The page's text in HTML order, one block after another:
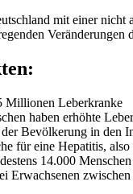
mit einer
Millionen Leberkranke
haben erhöhte
Bevölkerung in den
für eine Hepatitis,
14.000
Erwachsenen